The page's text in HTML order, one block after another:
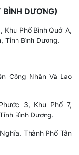
DƯƠNG)
Khu Phố Bình Quới A,
Tỉnh Bình Dương.
Công Nhân Và Lao
3, Khu Phố 7,
Bình Dương.
Thành Phố Tân